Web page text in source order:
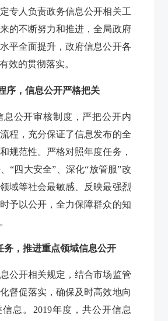
专人负责政务信息公开相关工
的不断努力和推进，全局政府
平全面提升，政府信息公开各
效的贯彻落实。
序，信息公开严格把关
息公开审核制度，严把公开内
程，充分保证了信息发布的全
规范性。严格对照年度任务，
“四大安全”、深化“放管服”改
域等社会最敏感、反映最强烈
予以公开，全力保障群众的知
务，推进重点领域信息公开
公开相关规定，结合市场监管
督促落实，确保及时高效地向
息。2019年度，共公开信息